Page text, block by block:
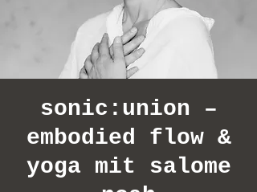
sonic:union –
embodied flow &
yoga mit salome